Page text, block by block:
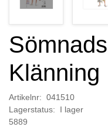
Klänning
Artikelnr: 041510
Lagerstatus: I lager
5889